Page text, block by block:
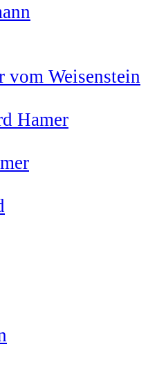
vom Weisenstein
Hamer